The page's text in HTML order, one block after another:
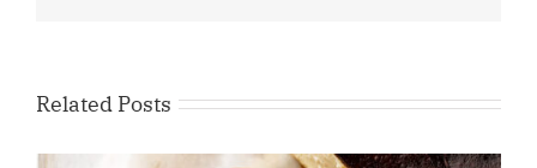
Related Posts